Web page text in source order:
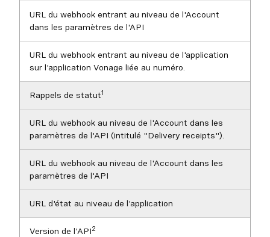
URL du webhook entrant au niveau de l'Account
dans les paramètres de l'API
URL du webhook entrant au niveau de l'application
sur l'application Vonage liée au numéro.
Rappels de statut1
URL du webhook au niveau de l'Account dans les
paramètres de l'API (intitulé "Delivery receipts").
URL du webhook au niveau de l'Account dans les
paramètres de l'API
URL d'état au niveau de l'application
Version de l'API2